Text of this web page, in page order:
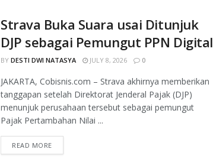
Strava Buka Suara usai Ditunjuk
DJP sebagai Pemungut PPN Digital
BY DESTI DWI NATASYA JULY 8, 2026 0
JAKARTA, Cobisnis.com – Strava akhirnya memberikan
tanggapan setelah Direktorat Jenderal Pajak (DJP)
menunjuk perusahaan tersebut sebagai pemungut
Pajak Pertambahan Nilai ...
READ MORE